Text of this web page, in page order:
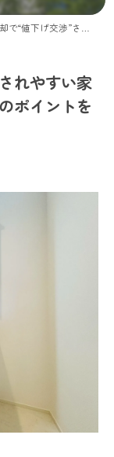
やすい家とは？】価格交渉を防ぐためのポイントを解説
れやすい家
ポイントを